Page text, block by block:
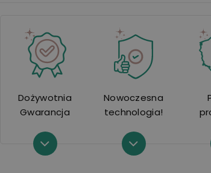
Dożywotnia
Gwarancja
Nowoczesna
technologia!